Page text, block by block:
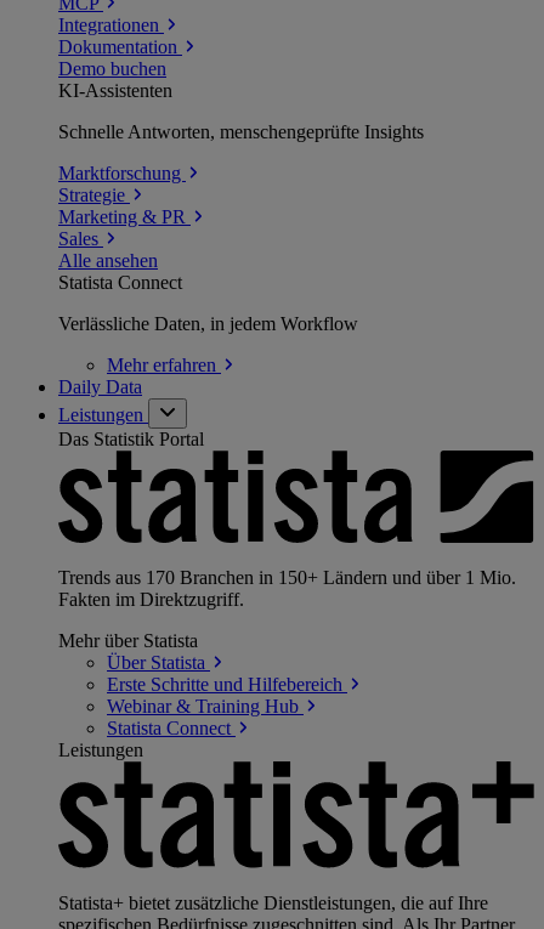
Integrationen
Dokumentation
Demo buchen
KI-Assistenten
Schnelle Antworten, menschengeprüfte Insights
Marktforschung
Strategie
Marketing & PR
Sales
Alle ansehen
Statista Connect
Verlässliche Daten, in jedem Workflow
Mehrerfahren
Daily Data
Leistungen
Das Statistik Portal
Trends aus 170 Branchen in 150+ Ländern und über 1 Mio.
Fakten im Direktzugriff.
Mehr über Statista
Über Statista
Erste Schritte und Hilfebereich
Webinar & Training Hub
Statista Connect
Leistungen
Statista+ bietet zusätzliche Dienstleistungen, die auf Ihre
spezifischen Bedürfnisse zugeschnitten sind. Als Ihr Partner